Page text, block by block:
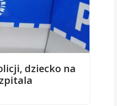
dziecko na